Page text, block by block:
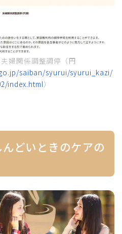
夫婦関係調整調停（円
saiban/syurui/syurui_kazi/
index.html）
どいときのケアの